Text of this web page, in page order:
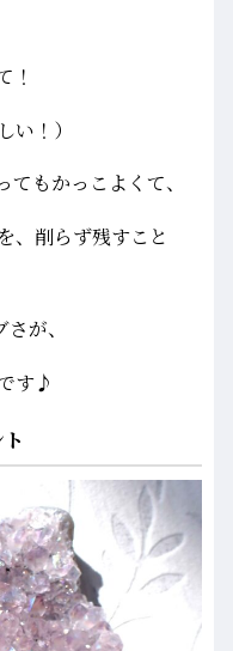
！
！）
もかっこよくて、
、削らず残すこと
が、
す♪